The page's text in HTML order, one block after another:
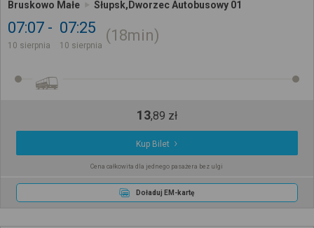
Bruskowo Małe Słupsk,Dworzec Autobusowy 01
07:07
10 sierpnia
07:25
10 sierpnia
18min
13,89 zł
Kup Bilet
Cena całkowita dla jednego pasażera bez ulgi
Doładuj EM-kartę